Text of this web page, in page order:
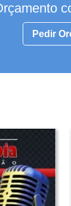
Pedir